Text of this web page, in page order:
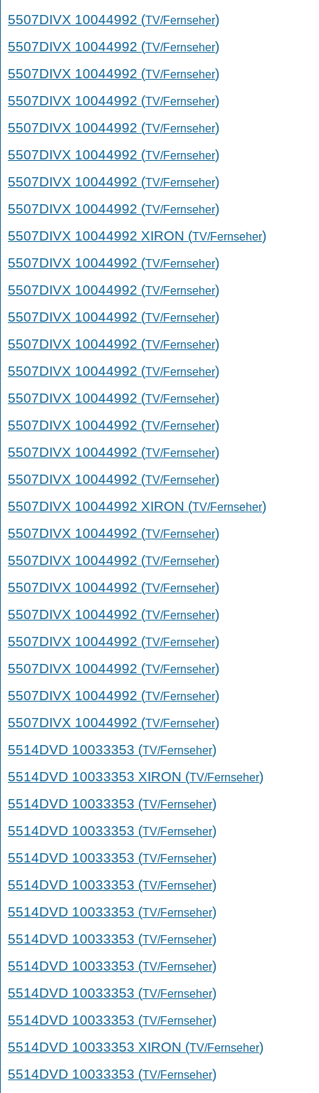
5507DIVX 10044992 (TV/Fernseher)
5507DIVX 10044992 (TV/Fernseher)
5507DIVX 10044992 (TV/Fernseher)
5507DIVX 10044992 (TV/Fernseher)
5507DIVX 10044992 (TV/Fernseher)
5507DIVX 10044992 (TV/Fernseher)
5507DIVX 10044992 (TV/Fernseher)
5507DIVX 10044992 (TV/Fernseher)
5507DIVX 10044992 XIRON (TV/Fernseher)
5507DIVX 10044992 (TV/Fernseher)
5507DIVX 10044992 (TV/Fernseher)
5507DIVX 10044992 (TV/Fernseher)
5507DIVX 10044992 (TV/Fernseher)
5507DIVX 10044992 (TV/Fernseher)
5507DIVX 10044992 (TV/Fernseher)
5507DIVX 10044992 (TV/Fernseher)
5507DIVX 10044992 (TV/Fernseher)
5507DIVX 10044992 (TV/Fernseher)
5507DIVX 10044992 XIRON (TV/Fernseher)
5507DIVX 10044992 (TV/Fernseher)
5507DIVX 10044992 (TV/Fernseher)
5507DIVX 10044992 (TV/Fernseher)
5507DIVX 10044992 (TV/Fernseher)
5507DIVX 10044992 (TV/Fernseher)
5507DIVX 10044992 (TV/Fernseher)
5507DIVX 10044992 (TV/Fernseher)
5507DIVX 10044992 (TV/Fernseher)
5514DVD 10033353 (TV/Fernseher)
5514DVD 10033353 XIRON (TV/Fernseher)
5514DVD 10033353 (TV/Fernseher)
5514DVD 10033353 (TV/Fernseher)
5514DVD 10033353 (TV/Fernseher)
5514DVD 10033353 (TV/Fernseher)
5514DVD 10033353 (TV/Fernseher)
5514DVD 10033353 (TV/Fernseher)
5514DVD 10033353 (TV/Fernseher)
5514DVD 10033353 (TV/Fernseher)
5514DVD 10033353 (TV/Fernseher)
5514DVD 10033353 XIRON (TV/Fernseher)
5514DVD 10033353 (TV/Fernseher)